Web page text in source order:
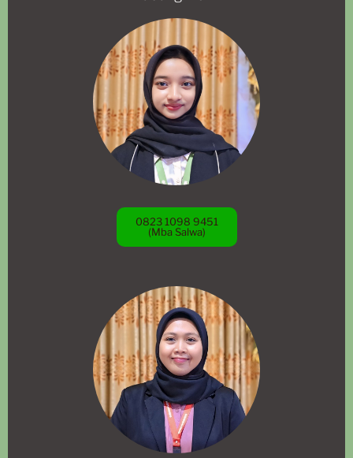
0823 1098 9451
(Mba Salwa)